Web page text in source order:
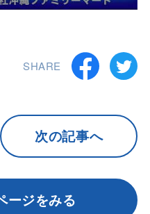
SHARE
次の記事へ
ージをみる